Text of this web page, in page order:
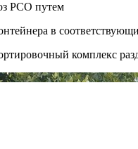
РСО путем
в
комплекс